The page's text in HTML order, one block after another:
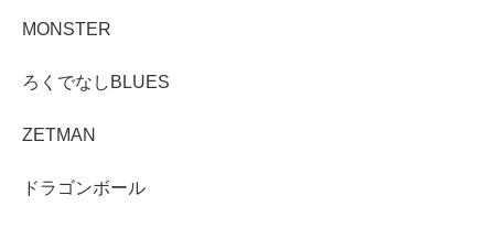
MONSTER
ろくでなしBLUES
ZETMAN
ドラゴンボール